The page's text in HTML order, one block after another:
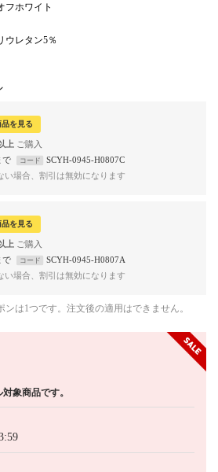
フホワイト
ウレタン5％
を見る
上
で コード
SCYH-0945-H0807C
場合、割引は無効になります
を見る
上
で コード
SCYH-0945-H0807A
場合、割引は無効になります
は1つです。注文後の適用はできません。
象商品です。